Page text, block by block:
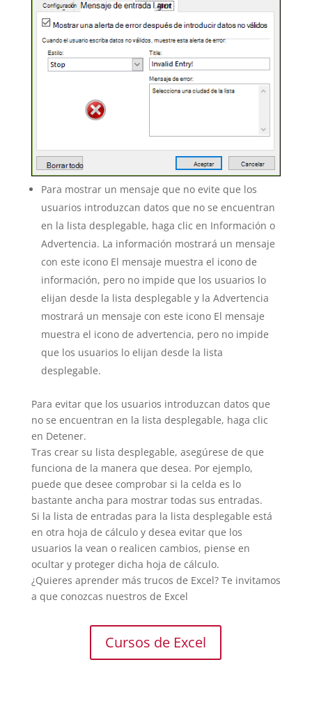
Para mostrar un mensaje que no evite que los
usuarios introduzcan datos que no se encuentran
en la lista desplegable, haga clic en Información o
Advertencia. La información mostrará un mensaje
con este icono El mensaje muestra el icono de
información, pero no impide que los usuarios lo
elijan desde la lista desplegable y la Advertencia
mostrará un mensaje con este icono El mensaje
muestra el icono de advertencia, pero no impide
que los usuarios lo elijan desde la lista
desplegable.
Para evitar que los usuarios introduzcan datos que
no se encuentran en la lista desplegable, haga clic
en Detener.
Tras crear su lista desplegable, asegúrese de que
funciona de la manera que desea. Por ejemplo,
puede que desee comprobar si la celda es lo
bastante ancha para mostrar todas sus entradas.
Si la lista de entradas para la lista desplegable está
en otra hoja de cálculo y desea evitar que los
usuarios la vean o realicen cambios, piense en
ocultar y proteger dicha hoja de cálculo.
¿Quieres aprender más trucos de Excel? Te invitamos
a que conozcas nuestros de Excel
Cursos de Excel